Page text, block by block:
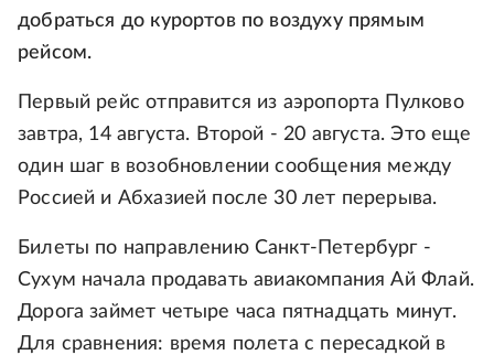
добраться до курортов по воздуху прямым
рейсом.
Первый рейс отправится из аэропорта Пулково
завтра, 14 августа. Второй - 20 августа. Это еще
один шаг в возобновлении сообщения между
Россией и Абхазией после 30 лет перерыва.
Билеты по направлению Санкт-Петербург -
Сухум начала продавать авиакомпания Ай Флай.
Дорога займет четыре часа пятнадцать минут.
Для сравнения: время полета с пересадкой в